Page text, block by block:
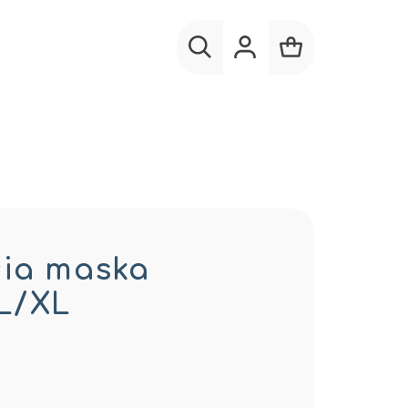
maska
XL